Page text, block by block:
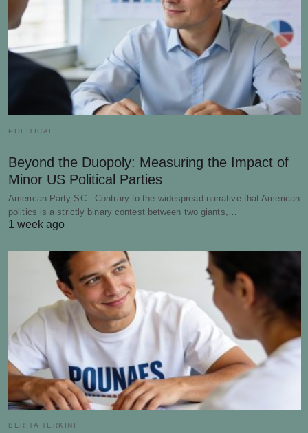
POLITICAL
Beyond the Duopoly: Measuring the Impact of
Minor US Political Parties
American Party SC - Contrary to the widespread narrative that American
politics is a strictly binary contest between two giants,…
1 week ago
BERITA TERKINI